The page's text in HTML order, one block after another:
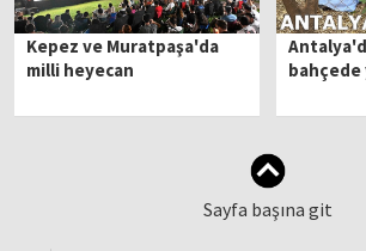
Kepez ve Muratpaşa'da
milli heyecan
bahçede
Sayfa başına git